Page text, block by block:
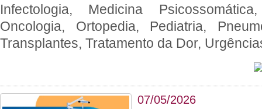
Infectologia, Medicina
Oncologia, Ortopedia, Pediatria,
Transplantes, Tratamento da Dor,
07/05/2026